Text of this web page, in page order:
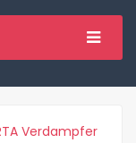
Verdampfer